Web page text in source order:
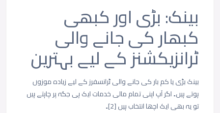
بینک:بڑیاورکبھی
کبھارکیجانےوالی
ٹرانزیکشنزکےلیےبہترین
بینکبڑییاکمبارکیجانےوالیٹرانسفرزکےلیےزیادہموزوں
ہوتےہیں۔اگرآپاپنیتماممالیخدماتایکہیجگہپرچاہتےہیں
تویہبھیایکاچھاانتخابہیں[2] ۔